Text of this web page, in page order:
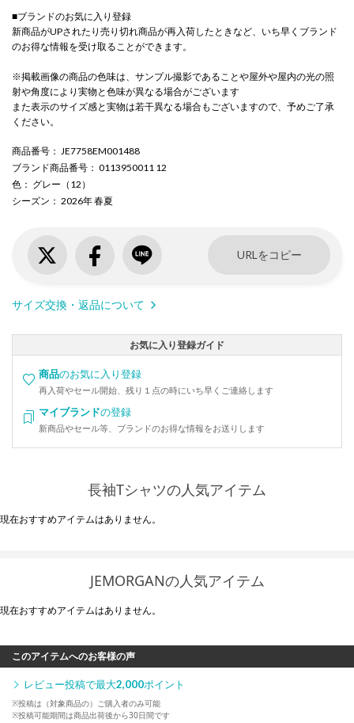
■ブランドのお気に入り登録
新商品がUPされたり売り切れ商品が再入荷したときなど、いち早くブランド
のお得な情報を受け取ることができます。
※掲載画像の商品の色味は、サンプル撮影であることや屋外や屋内の光の照
射や角度により実物と色味が異なる場合がございます
また表示のサイズ感と実物は若干異なる場合もございますので、予めご了承
ください。
商品番号 ： JE7758EM001488
ブランド商品番号 ： 0113950011 12
色 ： グレー（12）
シーズン ： 2026年 春夏
URLをコピー
サイズ交換・返品について
お気に入り登録ガイド
商品のお気に入り登録
再入荷やセール開始、残り１点の時にいち早くご連絡します
マイブランドの登録
新商品やセール等、ブランドのお得な情報をお送りします
長袖Tシャツの人気アイテム
現在おすすめアイテムはありません。
JEMORGANの人気アイテム
現在おすすめアイテムはありません。
このアイテムへのお客様の声
レビュー投稿で最大2,000ポイント
※投稿は（対象商品の）ご購入者のみ可能
※投稿可能期間は商品出荷後から30日間です